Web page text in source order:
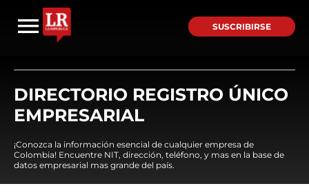
SUSCRIBIRSE
DIRECTORIO REGISTRO ÚNICO
EMPRESARIAL
¡Conozca la información esencial de cualquier empresa de
Colombia! Encuentre NIT, dirección, teléfono, y mas en la base de
datos empresarial mas grande del país.